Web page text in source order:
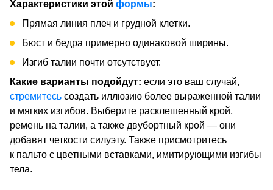
Характеристики этой формы:
Прямая линия плеч и грудной клетки.
Бюст и бедра примерно одинаковой ширины.
Изгиб талии почти отсутствует.
Какие варианты подойдут: если это ваш случай,
стремитесь создать иллюзию более выраженной талии
и мягких изгибов. Выберите расклешенный крой,
ремень на талии, а также двубортный крой — они
добавят четкости силуэту. Также присмотритесь
к пальто с цветными вставками, имитирующими изгибы
тела.